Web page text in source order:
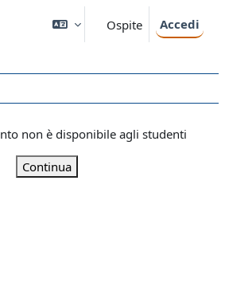
Ospite Accedi
non è disponibile agli studenti
Continua